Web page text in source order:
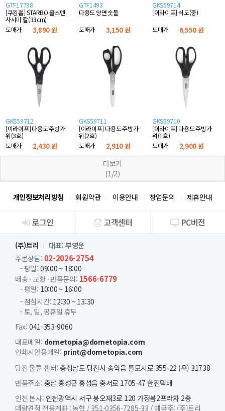
GTF17798
[쿠킹홈] STARBO 올스텐
사시미 칼(33cm)
도매가
3,890 원
GTF1493
다용도 양면 숫돌
도매가
3,150 원
GKS59714
[이라이프] 식도(중)
도매가
6,550 원
GKS59712
[이라이프] 다용도 주방가
위(3호)
도매가
2,430 원
GKS59711
[이라이프] 다용도 주방가
위(2호)
도매가
2,910 원
GKS59710
[이라이프] 다용도 주방가
위(1호)
도매가
2,900 원
더보기
(1/2)
개인정보처리방침 회원약관 이용안내 창업문의 제휴안내
회사소개
로그인 고객센터 PC버전
(주)트리
대표: 부영운
주문상담: 02-2026-2754
- 평일: 09:00 ~ 18:00
배송 · 교환 · 반품문의: 1566-6779
- 평일: 10:00 ~ 16:00
- 점심시간: 12:30 ~ 13:30
- 토, 일, 공휴일 휴무
Fax: 041-353-9060
대표메일: dometopia@dometopia.com
인쇄시안용메일: print@dometopia.com
당진 물류 센터: 충청남도 당진시 송악읍 틀모시로 355-22 (우) 31738
반품주소: 충남 홍성군 홍성읍 충서로 1705-47 한진택배
인천 본사: 인천광역시 서구 봉오재3로 120 가정봄2프라자 2층
대량견적 전용계좌 :농협 / 351-0356-7285-33 / 예금주: (주)트리